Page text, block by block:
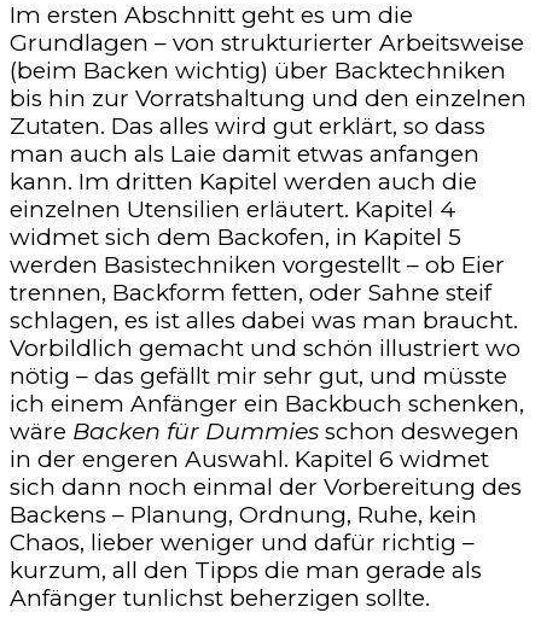
Im ersten Abschnitt geht es um die
Grundlagen – von strukturierter Arbeitsweise
(beim Backen wichtig) über Backtechniken
bis hin zur Vorratshaltung und den einzelnen
Zutaten. Das alles wird gut erklärt, so dass
man auch als Laie damit etwas anfangen
kann. Im dritten Kapitel werden auch die
einzelnen Utensilien erläutert. Kapitel 4
widmet sich dem Backofen, in Kapitel 5
werden Basistechniken vorgestellt – ob Eier
trennen, Backform fetten, oder Sahne steif
schlagen, es ist alles dabei was man braucht.
Vorbildlich gemacht und schön illustriert wo
nötig – das gefällt mir sehr gut, und müsste
ich einem Anfänger ein Backbuch schenken,
wäre Backen für Dummies schon deswegen
in der engeren Auswahl. Kapitel 6 widmet
sich dann noch einmal der Vorbereitung des
Backens – Planung, Ordnung, Ruhe, kein
Chaos, lieber weniger und dafür richtig –
kurzum, all den Tipps die man gerade als
Anfänger tunlichst beherzigen sollte.